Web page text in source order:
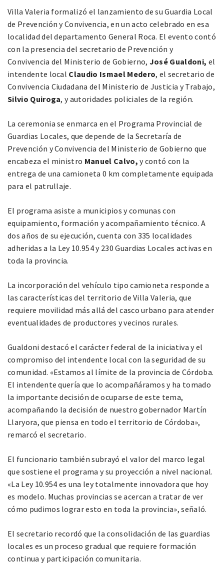
Villa Valeria formalizó el lanzamiento de su Guardia Local
de Prevención y Convivencia, en un acto celebrado en esa
localidad del departamento General Roca. El evento contó
con la presencia del secretario de Prevención y
Convivencia del Ministerio de Gobierno, José Gualdoni, el
intendente local Claudio Ismael Medero, el secretario de
Convivencia Ciudadana del Ministerio de Justicia y Trabajo,
Silvio Quiroga, y autoridades policiales de la región.
La ceremonia se enmarca en el Programa Provincial de
Guardias Locales, que depende de la Secretaría de
Prevención y Convivencia del Ministerio de Gobierno que
encabeza el ministro Manuel Calvo,y contó con la
entrega de una camioneta 0 km completamente equipada
para el patrullaje.
El programa asiste a municipios y comunas con
equipamiento, formación y acompañamiento técnico. A
dos años de su ejecución, cuenta con 335 localidades
adheridas a la Ley 10.954 y 230 Guardias Locales activas en
toda la provincia.
La incorporación del vehículo tipo camioneta responde a
las características del territorio de Villa Valeria, que
requiere movilidad más allá del casco urbano para atender
eventualidades de productores y vecinos rurales.
Gualdoni destacó el carácter federal de la iniciativa y el
compromiso del intendente local con la seguridad de su
comunidad. «Estamos al límite de la provincia de Córdoba.
El intendente quería que lo acompañáramos y ha tomado
la importante decisión de ocuparse de este tema,
acompañando la decisión de nuestro gobernador Martín
Llaryora, que piensa en todo el territorio de Córdoba»,
remarcó el secretario.
El funcionario también subrayó el valor del marco legal
que sostiene el programa y su proyección a nivel nacional.
«La Ley 10.954 es una ley totalmente innovadora que hoy
es modelo. Muchas provincias se acercan a tratar de ver
cómo pudimos lograr esto en toda la provincia», señaló.
El secretario recordó que la consolidación de las guardias
locales es un proceso gradual que requiere formación
continua y participación comunitaria.